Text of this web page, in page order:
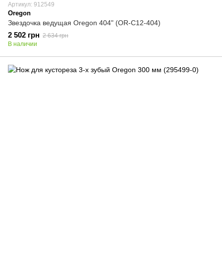
Артикул: 912549
Oregon
Звездочка ведущая Oregon 404" (OR-C12-404)
2 502 грн 2 634 грн
В наличии